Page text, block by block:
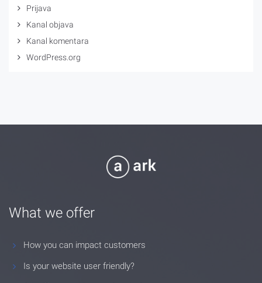
Prijava
Kanal objava
Kanal komentara
WordPress.org
What we offer
How you can impact customers
Is your website user friendly?